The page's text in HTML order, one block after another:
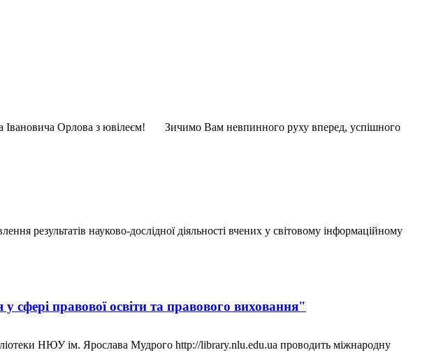
Івановича Орлова з ювілеєм! Зичимо Вам невпинного руху вперед, успішного
результатів науково-дослідної діяльності вчених у світовому інформаційному
сфері правової освіти та правового виховання"
НЮУ ім. Ярослава Мудрого http://library.nlu.edu.ua проводить міжнародну